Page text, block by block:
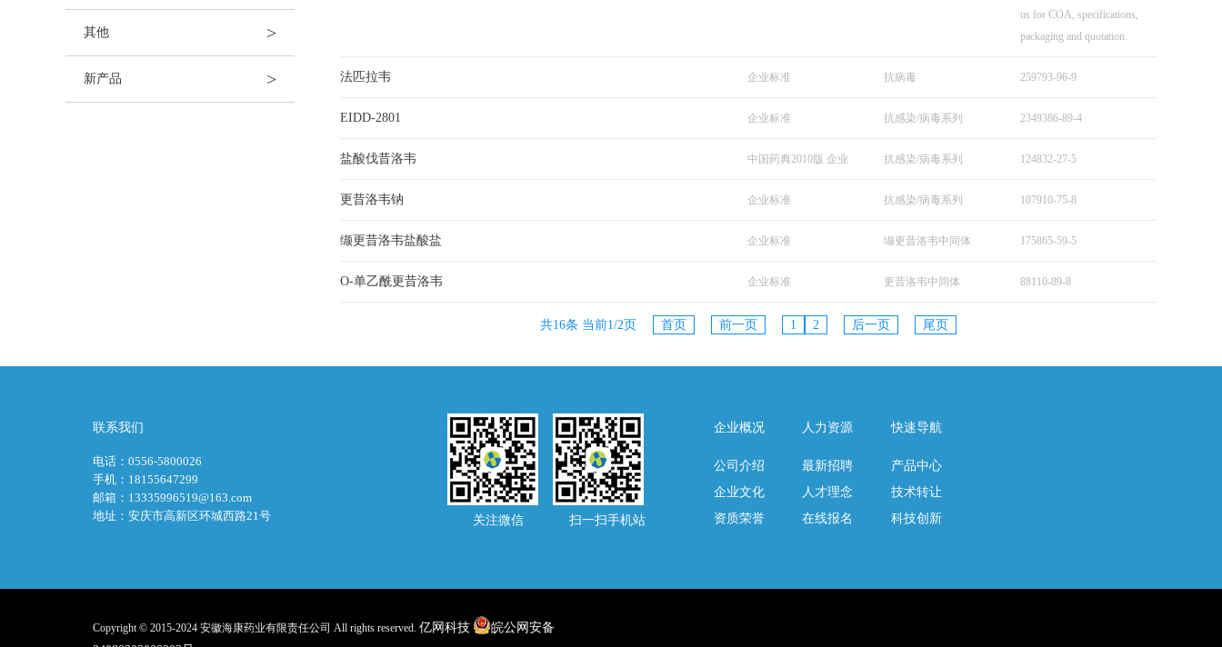
其他 >
新产品 >
us for COA, specifications,
packaging and quotation.
法匹拉韦 259793-96-9
抗病毒
企业标准
EIDD-2801 2349386-89-4
抗感染/病毒系列
企业标准
盐酸伐昔洛韦 124832-27-5
抗感染/病毒系列
中国药典2010版 企业
更昔洛韦钠 107910-75-8
抗感染/病毒系列
企业标准
缬更昔洛韦盐酸盐 175865-59-5
缬更昔洛韦中间体
企业标准
O-单乙酰更昔洛韦 88110-89-8
更昔洛韦中间体
企业标准
共16条 当前1/2页 首页 前一页 1 2 后一页 尾页
联系我们
电话：0556-5800026
手机：18155647299
邮箱：13335996519@163.com
地址：安庆市高新区环城西路21号
关注微信 扫一扫手机站
企业概况
公司介绍
企业文化
资质荣誉
人力资源
最新招聘
人才理念
在线报名
快速导航
产品中心
技术转让
科技创新
Copyright © 2015-2024 安徽海康药业有限责任公司 All rights reserved. 亿网科技
皖公网安备